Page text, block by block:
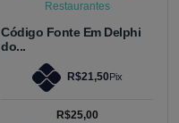
Código Fonte Em Delphi
do...
R$21,50Pix
R$25,00